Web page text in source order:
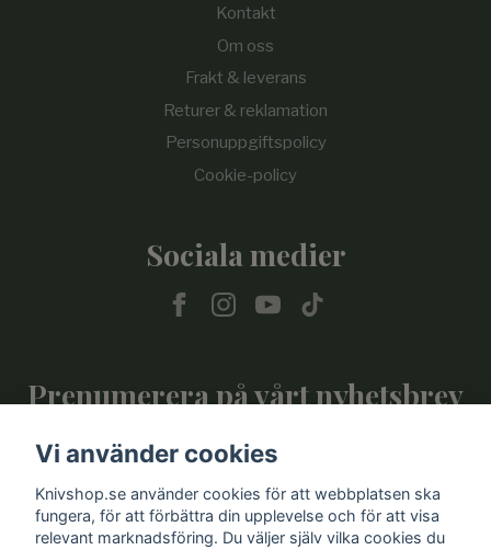
Kontakt
Om oss
Frakt & leverans
Returer & reklamation
Personuppgiftspolicy
Cookie-policy
Sociala medier
Prenumerera på vårt nyhetsbrev
Vi använder cookies
Knivshop.se använder cookies för att webbplatsen ska
fungera, för att förbättra din upplevelse och för att visa
relevant marknadsföring. Du väljer själv vilka cookies du